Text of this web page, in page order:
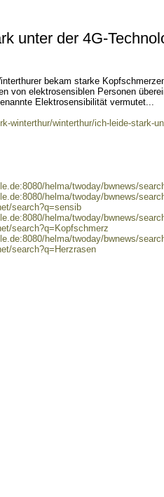
unter der 4G-
bekam starke
von elektrosensiblen Personen
Elektrosensibilität vermutet...
winterthur/winterthur/ich-leide-stark-
helma/twoday/bwnews/
helma/twoday/bwnews/
search?q=sensib
helma/twoday/bwnews/
search?q=Kopfschmerz
helma/twoday/bwnews/
search?q=Herzrasen